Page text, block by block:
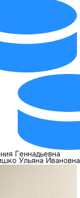
Геннадьевна
Ульяна Ивановна